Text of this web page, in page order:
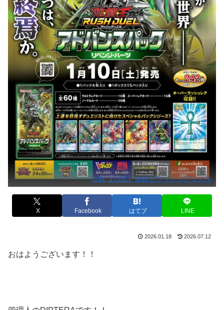
出典:【公式】遊戯王ラッシュデュエル
X Facebook はてブ LINE
2026.01.18 2026.07.12
おはようございます！！